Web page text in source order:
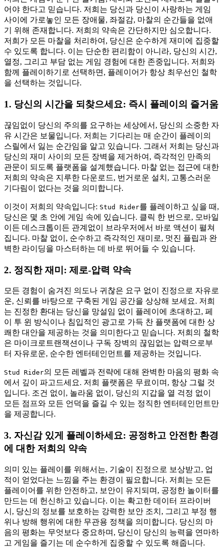
어야 한다고 믿습니다. 저희는 당신과 당신이 사랑하는 게임
사이에 가로놓인 모든 장애물, 좌절감, 마찰의 순간들을 없애
기 위해 존재합니다. 저희의 약속은 간단하지만 심오합니다.
저희가 모든 마찰을 처리하여, 당신은 순수하게 재미에 집중할
수 있도록 합니다. 이는 단순한 편리함이 아니라, 당신의 시간,
열정, 그리고 부담 없는 게임 경험에 대한 존중입니다. 저희와
함께 플레이하기로 선택하면, 플레이어가 항상 최우선인 철학
을 선택하는 것입니다.
1. 당신의 시간을 되찾으세요: 즉시 플레이의 즐거움
끊임없이 당신의 주의를 요구하는 세상에서, 당신의 소중한 자
유 시간은 보물입니다. 저희는 기다리는 매 순간이 플레이의
스릴에서 잃는 순간임을 알고 있습니다. 그래서 저희는 당신과
당신의 재미 사이의 모든 장벽을 제거하여, 즉각적인 만족의
관문이 되도록 플랫폼을 설계했습니다. 마찰 없는 접근에 대한
저희의 약속은 지루한 다운로드, 번거로운 설치, 고통스러운
기다림이 없다는 것을 의미합니다.
이것이 저희의 약속입니다: Stud Rider를 플레이하고 싶을 때,
당신은 몇 초 안에 게임 속에 있습니다. 클릭 한 번으로, 모바일
이든 데스크톱이든 관계없이 브라우저에서 바로 액션이 펼쳐
집니다. 마찰 없이, 순수하고 즉각적인 재미로, 멋진 플립과 완
벽한 라이딩을 마스터하는 데 바로 뛰어들 수 있습니다.
2. 정직한 재미: 제로-압력 약속
모든 경험이 숨겨진 의도나 귀찮은 요구 없이 진정으로 자유로
운, 신뢰를 바탕으로 구축된 게임 공간을 상상해 보세요. 저희
는 진정한 환대는 당신을 망설임 없이 플레이에 초대하고, 페
이 투 윈 방식이나 침입적인 광고로 가득 찬 플랫폼에 대한 상
쾌한 대안을 제공하는 것을 의미한다고 믿습니다. 저희의 철학
은 마이크로트랜잭션이나 구독 장벽의 끊임없는 압력으로부
터 자유로운, 순수한 엔터테인먼트를 제공하는 것입니다.
Stud Rider의 모든 레벨과 전략에 대해 완벽한 마음의 평화 속
에서 깊이 파고드세요. 저희 플랫폼은 무료이며, 항상 그럴 것
입니다. 조건 없이, 놀라움 없이, 당신의 지갑을 열 걱정 없이
모든 점프와 모든 언덕을 즐길 수 있는 정직한 엔터테인먼트만
을 제공합니다.
3. 자신감 있게 플레이하세요: 공정하고 안전한 환경
에 대한 저희의 약속
의미 있는 플레이를 위해서는, 기술이 진정으로 보상받고, 업
적이 얻었다는 느낌을 주는 환경이 필요합니다. 저희는 모든
플레이어를 위한 안전하고, 보안이 유지되며, 공정한 놀이터를
만드는 데 헌신하고 있습니다. 이는 확고한 데이터 프라이버
시, 당신의 정보를 보호하는 강력한 보안 조치, 그리고 부정 행
위나 방해 행위에 대한 무관용 정책을 의미합니다. 당신의 마
음의 평화는 무엇보다 중요하며, 당신이 당신의 능력을 연마하
고 게임을 즐기는 데 순수하게 집중할 수 있도록 해줍니다.